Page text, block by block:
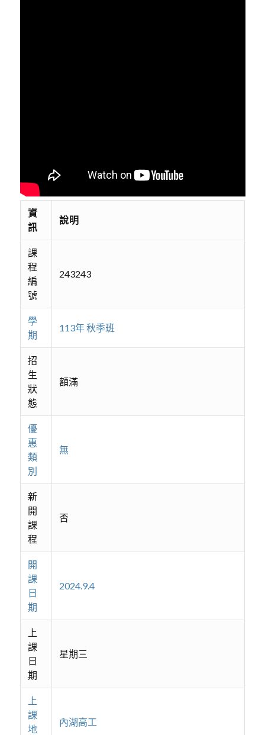
資
訊
說明
課
程
編
號
243243
學
期
113年 秋季班
招
生
狀
態
額滿
優
惠
類
別
無
新
開
課
程
否
開
課
日
期
2024.9.4
上
課
日
期
星期三
上
課
地
內湖高工